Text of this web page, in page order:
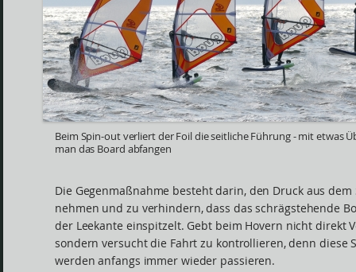
Beim Spin-out verliert der Foil die seitliche Führung - mit etwas
man das Board abfangen
Die Gegenmaßnahme besteht darin, den Druck aus dem
nehmen und zu verhindern, dass das schrägstehende
der Leekante einspitzelt. Gebt beim Hovern nicht direkt
sondern versucht die Fahrt zu kontrollieren, denn diese
werden anfangs immer wieder passieren.